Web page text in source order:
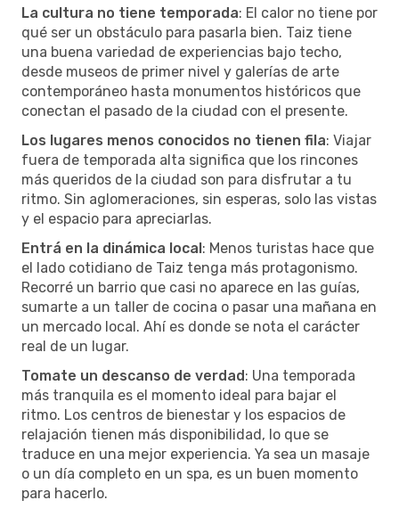
La cultura no tiene temporada: El calor no tiene por
qué ser un obstáculo para pasarla bien. Taiz tiene
una buena variedad de experiencias bajo techo,
desde museos de primer nivel y galerías de arte
contemporáneo hasta monumentos históricos que
conectan el pasado de la ciudad con el presente.
Los lugares menos conocidos no tienen fila: Viajar
fuera de temporada alta significa que los rincones
más queridos de la ciudad son para disfrutar a tu
ritmo. Sin aglomeraciones, sin esperas, solo las vistas
y el espacio para apreciarlas.
Entrá en la dinámica local: Menos turistas hace que
el lado cotidiano de Taiz tenga más protagonismo.
Recorré un barrio que casi no aparece en las guías,
sumarte a un taller de cocina o pasar una mañana en
un mercado local. Ahí es donde se nota el carácter
real de un lugar.
Tomate un descanso de verdad: Una temporada
más tranquila es el momento ideal para bajar el
ritmo. Los centros de bienestar y los espacios de
relajación tienen más disponibilidad, lo que se
traduce en una mejor experiencia. Ya sea un masaje
o un día completo en un spa, es un buen momento
para hacerlo.